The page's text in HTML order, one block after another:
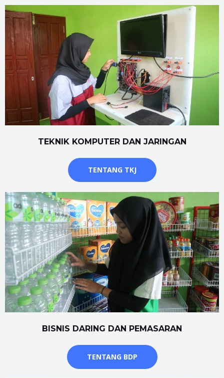
TEKNIK KOMPUTER DAN JARINGAN
TENTANG TKJ
BISNIS DARING DAN PEMASARAN
TENTANG BDP